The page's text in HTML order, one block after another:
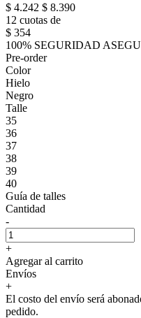
$ 4.242 $ 8.390
12 cuotas de
$ 354
100% SEGURIDAD
Pre-order
Color
Hielo
Negro
Talle
35
36
37
38
39
40
Guía de talles
Cantidad
-
+
Agregar al carrito
Envíos
+
El costo del envío será
pedido.